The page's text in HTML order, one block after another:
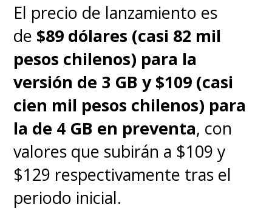
El precio de lanzamiento es
de $89 dólares (casi 82 mil
pesos chilenos) para la
versión de 3 GB y $109 (casi
cien mil pesos chilenos) para
la de 4 GB en preventa, con
valores que subirán a $109 y
$129 respectivamente tras el
periodo inicial.